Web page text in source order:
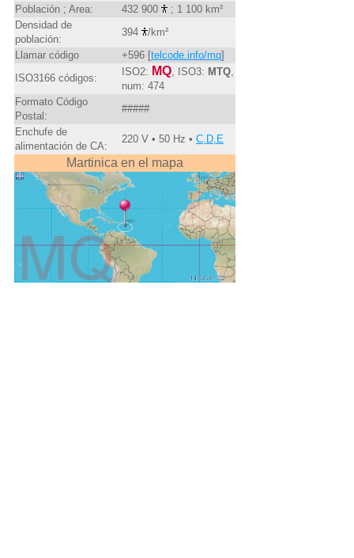
Población ; Area:
432 900
; 1 100 km²
Densidad de
población:
394
/km²
Llamar código
+596 [telcode.info/mq]
ISO3166 códigos:
ISO2: MQ, ISO3: MTQ,
num: 474
Formato Código
Postal:
#####
Enchufe de
alimentación de CA:
220 V • 50 Hz • C,D,E
Martinica en el mapa